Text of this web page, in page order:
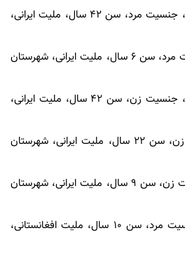
۶۵ امیر سلطانی نژاد فرسنگی، جنسیت مرد، سن ۴۲ سال، ملیت ایرانی،
۶۶ امیرحسین افضلی، جنسیت مرد، سن ۶ سال، ملیت ایرانی، شهرستان
۶۷ نجمه کدخدا همت آبادی، جنسیت زن، سن ۴۲ سال، ملیت ایرانی،
۶۸ مکرمه حسینی، جنسیت زن، سن ۲۲ سال، ملیت ایرانی، شهرستان
۶۹ مریم سلطانی نژاد، جنسیت زن، سن ۹ سال، ملیت ایرانی، شهرستان
۷۰ محمد متین احمدی، جنسیت مرد، سن ۱۰ سال، ملیت افغانستانی،